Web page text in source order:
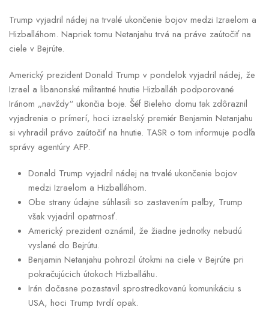
Trump vyjadril nádej na trvalé ukončenie bojov medzi Izraelom a
Hizballáhom. Napriek tomu Netanjahu trvá na práve zaútočiť na
ciele v Bejrúte.
Americký prezident Donald Trump v pondelok vyjadril nádej, že
Izrael a libanonské militantné hnutie Hizballáh podporované
Iránom „navždy“ ukončia boje. Šéf Bieleho domu tak zdôraznil
vyjadrenia o prímerí, hoci izraelský premiér Benjamin Netanjahu
si vyhradil právo zaútočiť na hnutie. TASR o tom informuje podľa
správy agentúry AFP.
Donald Trump vyjadril nádej na trvalé ukončenie bojov
medzi Izraelom a Hizballáhom.
Obe strany údajne súhlasili so zastavením paľby, Trump
však vyjadril opatrnosť.
Americký prezident oznámil, že žiadne jednotky nebudú
vyslané do Bejrútu.
Benjamin Netanjahu pohrozil útokmi na ciele v Bejrúte pri
pokračujúcich útokoch Hizballáhu.
Irán dočasne pozastavil sprostredkovanú komunikáciu s
USA, hoci Trump tvrdí opak.